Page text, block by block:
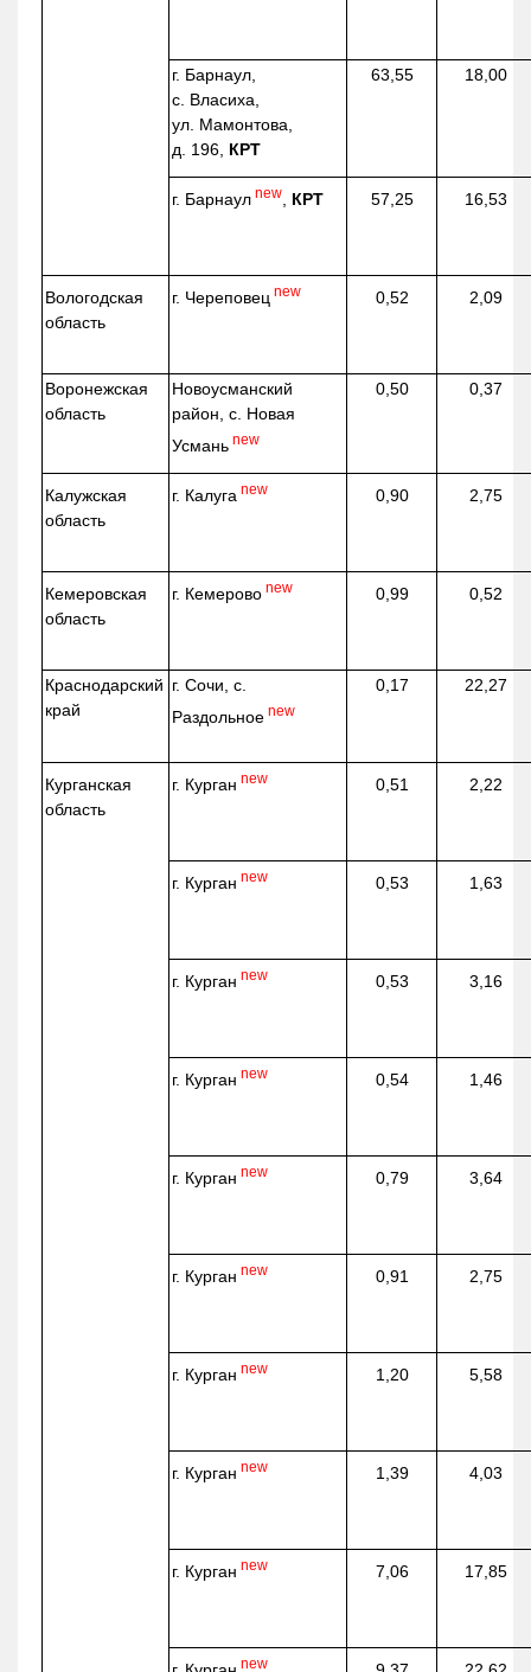
г. Барнаул,
с. Власиха,
ул. Мамонтова,
д. 196, КРТ
63,55 18,00
г. Барнаул new КРТ 57,25 16,53
Вологодская
область
г. Череповец new 0,52 2,09
Воронежская
область
Новоусманский
район, с. Новая
Усмань new
0,50 0,37
Калужская
область
г. Калуга new 0,90 2,75
Кемеровская
область
г. Кемерово new 0,99 0,52
Краснодарский
край
г. Сочи, с.
Раздольное new
0,17 22,27
Курганская
область
г. Курган new 0,51 2,22
г. Курган new 0,53 1,63
г. Курган new 0,53 3,16
г. Курган new 0,54 1,46
г. Курган new 0,79 3,64
г. Курган new 0,91 2,75
г. Курган new 1,20 5,58
г. Курган new 1,39 4,03
г. Курган new 7,06 17,85
new